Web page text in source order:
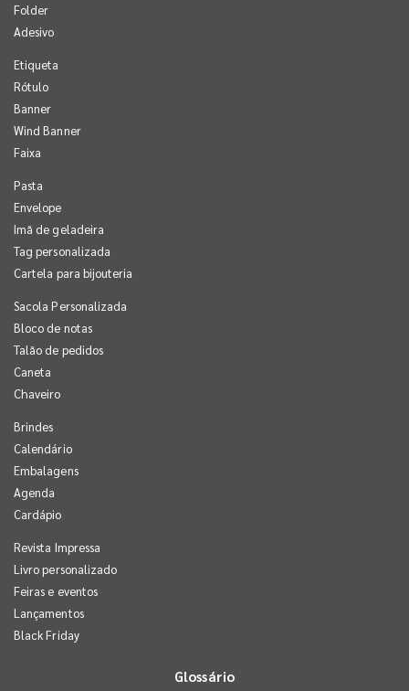
Folder
Adesivo
Etiqueta
Rótulo
Banner
Wind Banner
Faixa
Pasta
Envelope
Imã de geladeira
Tag personalizada
Cartela para bijouteria
Sacola Personalizada
Bloco de notas
Talão de pedidos
Caneta
Chaveiro
Brindes
Calendário
Embalagens
Agenda
Cardápio
Revista Impressa
Livro personalizado
Feiras e eventos
Lançamentos
Black Friday
Glossário